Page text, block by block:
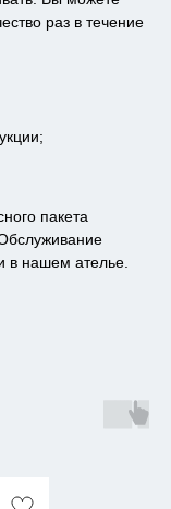
раз в течение
пакета
в нашем ателье.